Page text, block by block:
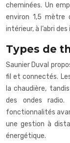
cheminées. Un
environ 1,5 mètre
intérieur, à l’abri
Types de
Saunier Duval
fil et connectés.
la chaudière,
des ondes
fonctionnalités
une gestion à
énergétique.